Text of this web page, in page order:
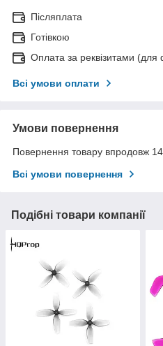
Післяплата
Готівкою
Оплата за реквізитами (для
Всі умови оплати
Умови повернення
Повернення товару впродовж 14
Всі умови повернення
Подібні товари компанії